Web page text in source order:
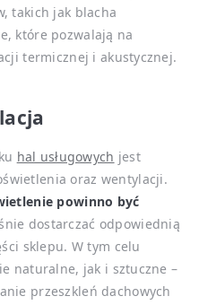
takich jak blacha
które pozwalają na
termicznej i akustycznej.
hal usługowych jest
oraz wentylacji.
powinno być
dostarczać odpowiednią
sklepu. W tym celu
naturalne, jak i sztuczne –
przeszkleń dachowych